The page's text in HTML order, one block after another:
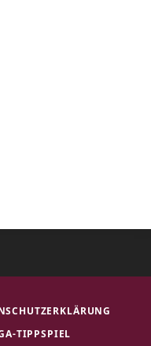
TIPPSPIEL